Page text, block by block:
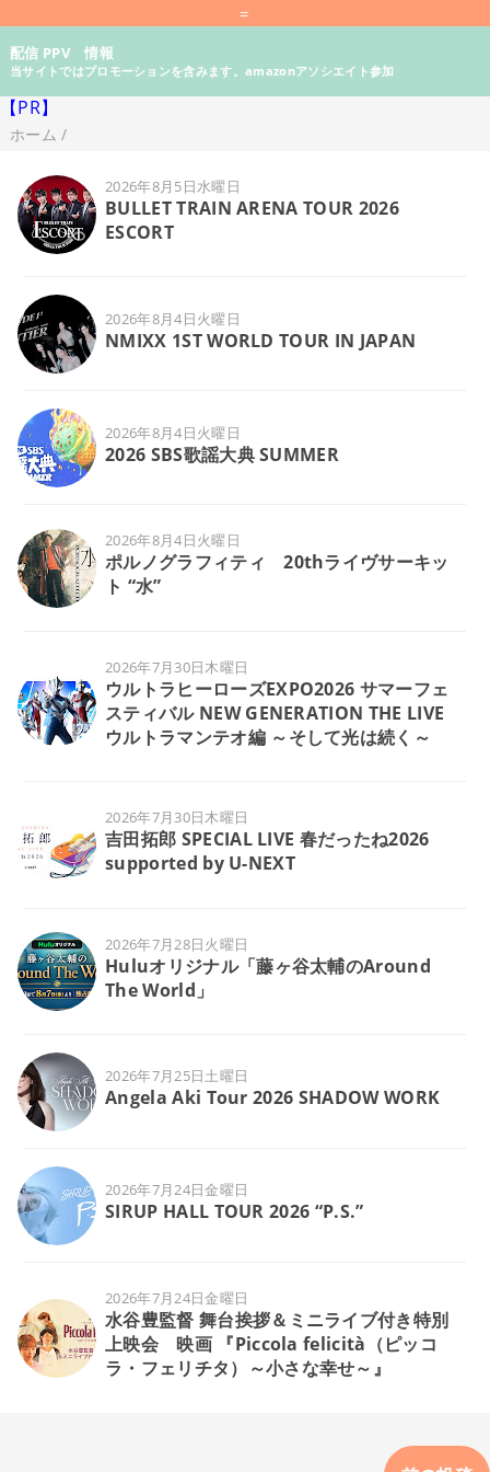
=
配信 PPV 情報
当サイトではプロモーションを含みます。amazonアソシエイト参加
【PR】
ホーム /
2026年8月5日水曜日
BULLET TRAIN ARENA TOUR 2026
ESCORT
2026年8月4日火曜日
NMIXX 1ST WORLD TOUR IN JAPAN
2026年8月4日火曜日
2026 SBS歌謡大典 SUMMER
2026年8月4日火曜日
ポルノグラフィティ 20thライヴサーキッ
ト “水”
2026年7月30日木曜日
ウルトラヒーローズEXPO2026 サマーフェ
スティバル NEW GENERATION THE LIVE
ウルトラマンテオ編 ～そして光は続く～
2026年7月30日木曜日
吉田拓郎 SPECIAL LIVE 春だったね2026
supported by U-NEXT
2026年7月28日火曜日
Huluオリジナル「藤ヶ谷太輔のAround
The World」
2026年7月25日土曜日
Angela Aki Tour 2026 SHADOW WORK
2026年7月24日金曜日
SIRUP HALL TOUR 2026 “P.S.”
2026年7月24日金曜日
水谷豊監督 舞台挨拶＆ミニライブ付き特別
上映会 映画 『Piccola felicità（ピッコ
ラ・フェリチタ）～小さな幸せ～』